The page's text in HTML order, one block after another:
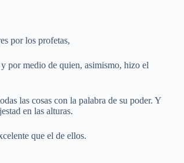
por los profetas,
por medio de quien, asimismo, hizo el
las cosas con la palabra de su poder. Y
en las alturas.
que el de ellos.